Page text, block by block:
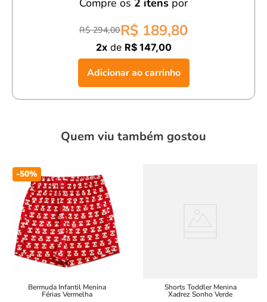
R$ 294,00R$ 189,80
2xde R$ 147,00
Adicionar ao carrinho
Quem viu também gostou
-50%
Bermuda Infantil Menina
Férias Vermelha
Shorts Toddler Menina
Xadrez Sonho Verde